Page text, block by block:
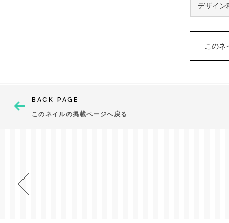
デザイン
このネ
BACK PAGE
このネイルの掲載ページへ戻る